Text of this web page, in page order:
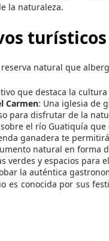
la naturaleza.
reserva natural que
que destaca la
Carmen: Una iglesia de
para disfrutar de la
el río Guatiquía
ganadera te
natural en forma
verdes y espacios para
la auténtica
es conocida por sus